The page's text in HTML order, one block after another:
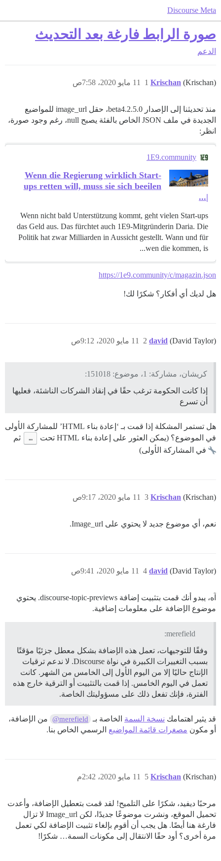
Discourse Meta
صورة الرابط فارغة بعد التحديث
الدعم
Krischan (Krischan) 11 مايو 2020، 7:58ص 1
منذ تحديثنا إلى الإصدار 2.5.0.beta4، حقل image_url للمواضيع
الجديدة في ملف JSON الخاص بالفئة يصبح null، رغم وجود صورة،
انظر:
1E9.community
Wenn die Regierung wirklich Start-
ups retten will, muss sie sich beeilen
|...
Wenn nicht bald Unterstützung kommt, geht vielen Start-ups
das Geld aus. Das fürchtet auch 1E9-Mitgründerin Daria. Die
Politik hat zwar Milliarden in Aussicht gestellt. Wann und für
wen die kommen, is...
https://1e9.community/c/magazin.json
هل لديك أي أفكار؟ شكرًا لك!
david (David Taylor) 11 مايو 2020، 9:12ص 2
كريشان، مشاركة: 1، موضوع: 151018:
إذا كانت الحكومة ترغب حقًا في إنقاذ الشركات الناشئة، فعليها
أن تسرع
هل تستمر المشكلة إذا قمت بـ ‘إعادة بناء HTML’ للمشاركة الأولى
في الموضوع؟ (يمكن العثور على إعادة بناء HTML تحت
…
ثم
في المشاركة الأولى)
Krischan (Krischan) 11 مايو 2020، 9:17ص 3
نعم، أي موضوع جديد لا يحتوي على Image_url.
david (David Taylor) 11 مايو 2020، 9:41ص 4
آه، يبدو أنك قمت بتثبيت إضافة discourse-topic-previews. يحتوي
موضوع الإضافة على معلومات إضافية.
merefield:
وفقًا للتوجيهات، تعمل هذه الإضافة بشكل معطل جزئيًا مؤقتًا
بسبب التغييرات الكبيرة في نواة Discourse. لا ندعم ترقيات
الإنتاج حاليًا إلا من اليوم الأول إلى الخامس من الشهر. كانت
تعمل في اليوم الخامس. إذا قمت بالتثبيت أو الترقية خارج هذه
الفترة، فإنك تفعل ذلك على مسؤوليتك الخاصة.
قد يثير اهتمامك نسخة السمة الخاصة بـ @merefield
من الإضافة،
أو مكون مصغرات قائمة المواضيع الرسمي الخاص بنا.
Krischan (Krischan) 11 مايو 2020، 2:42م 5
مرحبًا ديفيد، شكرًا على التلميح! لقد قمت بتعطيل الإضافة، وأعدت
تحميل الموقع، ونشرت موضوعًا جديدًا، لكن Image_url لا تزال
فارغة هنا أيضًا. هل يجب أن أقوم بإلغاء تثبيت الإضافة لكي تعمل
مرة أخرى؟ أود حقًا الانتقال إلى مكونات السمة… شكرًا!